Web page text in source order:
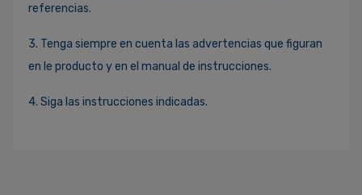
referencias.
3. Tenga siempre en cuenta las advertencias que figuran
en le producto y en el manual de instrucciones.
4. Siga las instrucciones indicadas.